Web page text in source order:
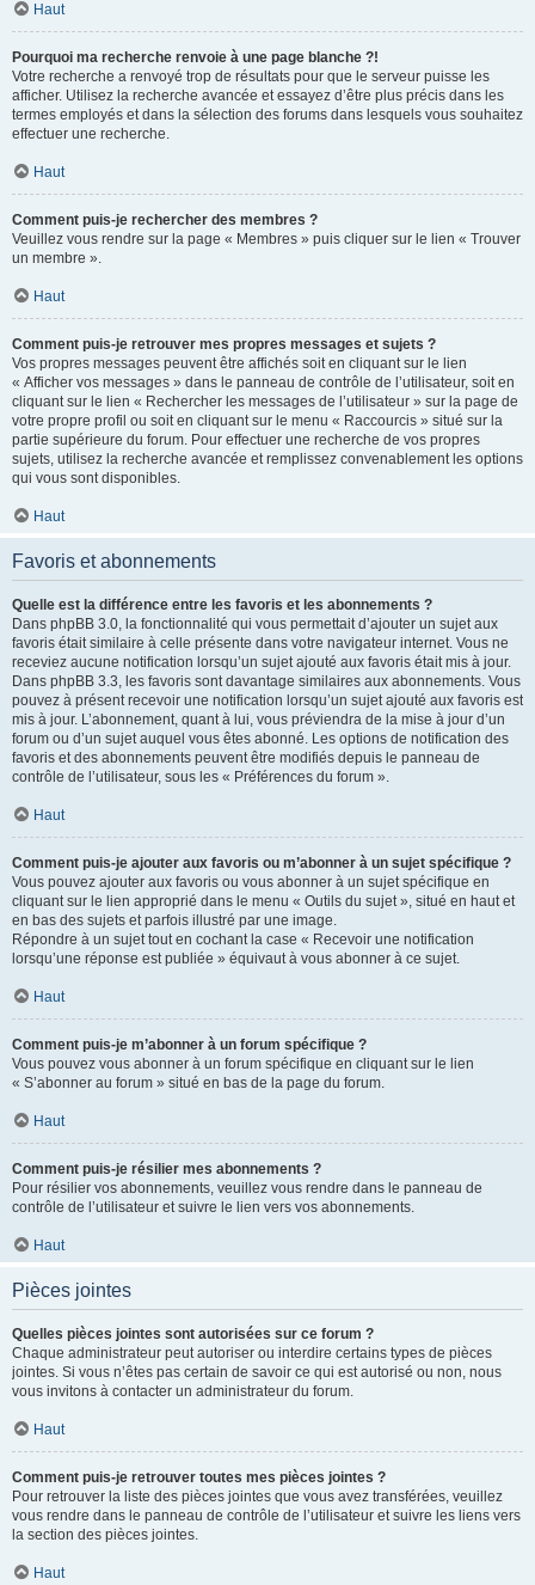
Haut
Pourquoi ma recherche renvoie à une page blanche ?!
Votre recherche a renvoyé trop de résultats pour que le serveur puisse les
afficher. Utilisez la recherche avancée et essayez d’être plus précis dans les
termes employés et dans la sélection des forums dans lesquels vous souhaitez
effectuer une recherche.
Haut
Comment puis-je rechercher des membres ?
Veuillez vous rendre sur la page « Membres » puis cliquer sur le lien « Trouver
un membre ».
Haut
Comment puis-je retrouver mes propres messages et sujets ?
Vos propres messages peuvent être affichés soit en cliquant sur le lien
« Afficher vos messages » dans le panneau de contrôle de l’utilisateur, soit en
cliquant sur le lien « Rechercher les messages de l’utilisateur » sur la page de
votre propre profil ou soit en cliquant sur le menu « Raccourcis » situé sur la
partie supérieure du forum. Pour effectuer une recherche de vos propres
sujets, utilisez la recherche avancée et remplissez convenablement les options
qui vous sont disponibles.
Haut
Favoris et abonnements
Quelle est la différence entre les favoris et les abonnements ?
Dans phpBB 3.0, la fonctionnalité qui vous permettait d’ajouter un sujet aux
favoris était similaire à celle présente dans votre navigateur internet. Vous ne
receviez aucune notification lorsqu’un sujet ajouté aux favoris était mis à jour.
Dans phpBB 3.3, les favoris sont davantage similaires aux abonnements. Vous
pouvez à présent recevoir une notification lorsqu’un sujet ajouté aux favoris est
mis à jour. L’abonnement, quant à lui, vous préviendra de la mise à jour d’un
forum ou d’un sujet auquel vous êtes abonné. Les options de notification des
favoris et des abonnements peuvent être modifiés depuis le panneau de
contrôle de l’utilisateur, sous les « Préférences du forum ».
Haut
Comment puis-je ajouter aux favoris ou m’abonner à un sujet spécifique ?
Vous pouvez ajouter aux favoris ou vous abonner à un sujet spécifique en
cliquant sur le lien approprié dans le menu « Outils du sujet », situé en haut et
en bas des sujets et parfois illustré par une image.
Répondre à un sujet tout en cochant la case « Recevoir une notification
lorsqu’une réponse est publiée » équivaut à vous abonner à ce sujet.
Haut
Comment puis-je m’abonner à un forum spécifique ?
Vous pouvez vous abonner à un forum spécifique en cliquant sur le lien
« S’abonner au forum » situé en bas de la page du forum.
Haut
Comment puis-je résilier mes abonnements ?
Pour résilier vos abonnements, veuillez vous rendre dans le panneau de
contrôle de l’utilisateur et suivre le lien vers vos abonnements.
Haut
Pièces jointes
Quelles pièces jointes sont autorisées sur ce forum ?
Chaque administrateur peut autoriser ou interdire certains types de pièces
jointes. Si vous n’êtes pas certain de savoir ce qui est autorisé ou non, nous
vous invitons à contacter un administrateur du forum.
Haut
Comment puis-je retrouver toutes mes pièces jointes ?
Pour retrouver la liste des pièces jointes que vous avez transférées, veuillez
vous rendre dans le panneau de contrôle de l’utilisateur et suivre les liens vers
la section des pièces jointes.
Haut